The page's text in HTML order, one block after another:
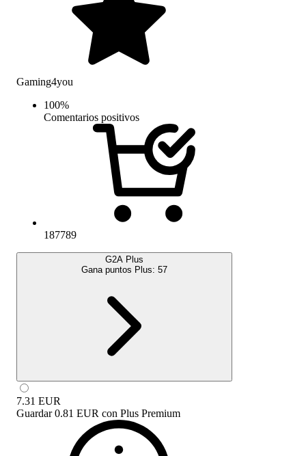
Gaming4you
100%
Comentarios positivos
187789
G2A Plus
Gana puntos Plus: 57
7.31 EUR
Guardar 0.81 EUR con Plus Premium